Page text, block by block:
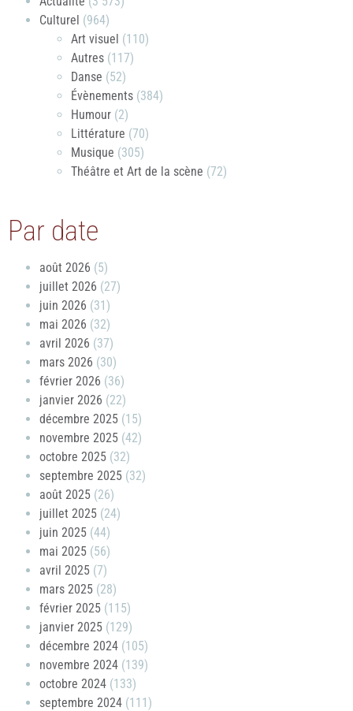
Culturel (964)
Art visuel (110)
Autres (117)
Danse (52)
Évènements (384)
Humour (2)
Littérature (70)
Musique (305)
Théâtre et Art de la scène (72)
Par date
août 2026 (5)
juillet 2026 (27)
juin 2026 (31)
mai 2026 (32)
avril 2026 (37)
mars 2026 (30)
février 2026 (36)
janvier 2026 (22)
décembre 2025 (15)
novembre 2025 (42)
octobre 2025 (32)
septembre 2025 (32)
août 2025 (26)
juillet 2025 (24)
juin 2025 (44)
mai 2025 (56)
avril 2025 (7)
mars 2025 (28)
février 2025 (115)
janvier 2025 (129)
décembre 2024 (105)
novembre 2024 (139)
octobre 2024 (133)
septembre 2024 (111)